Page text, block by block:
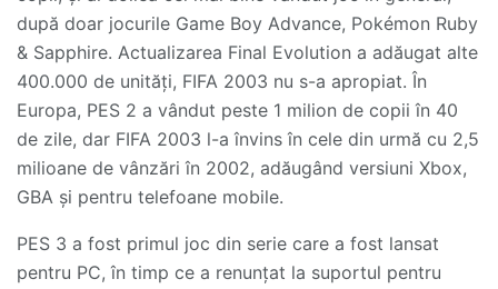
după doar jocurile Game Boy Advance, Pokémon Ruby
& Sapphire. Actualizarea Final Evolution a adăugat alte
400.000 de unități, FIFA 2003 nu s-a apropiat. În
Europa, PES 2 a vândut peste 1 milion de copii în 40
de zile, dar FIFA 2003 l-a învins în cele din urmă cu 2,5
milioane de vânzări în 2002, adăugând versiuni Xbox,
GBA și pentru telefoane mobile.
PES 3 a fost primul joc din serie care a fost lansat
pentru PC, în timp ce a renunțat la suportul pentru